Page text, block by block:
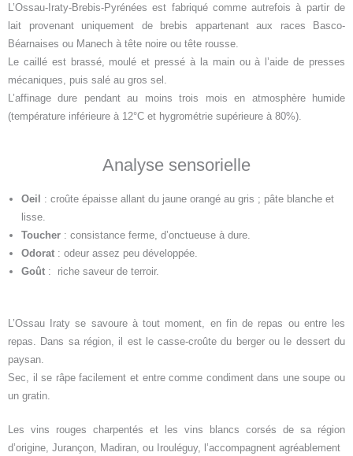
L’Ossau-Iraty-Brebis-Pyrénées est fabriqué comme autrefois à partir de
lait provenant uniquement de brebis appartenant aux races Basco-
Béarnaises ou Manech à tête noire ou tête rousse.
Le caillé est brassé, moulé et pressé à la main ou à l’aide de presses
mécaniques, puis salé au gros sel.
L’affinage dure pendant au moins trois mois en atmosphère humide
(température inférieure à 12°C et hygrométrie supérieure à 80%).
Analyse sensorielle
Oeil
: croûte épaisse allant du jaune orangé au gris ; pâte blanche et
lisse.
Toucher: consistance ferme, d’onctueuse à dure.
Odorat: odeur assez peu développée.
Goût: riche saveur de terroir.
L’Ossau Iraty se savoure à tout moment, en fin de repas ou entre les
repas. Dans sa région, il est le casse-croûte du berger ou le dessert du
paysan.
Sec, il se râpe facilement et entre comme condiment dans une soupe ou
un gratin.
Les vins rouges charpentés et les vins blancs corsés de sa région
d’origine, Jurançon, Madiran, ou Irouléguy, l’accompagnent agréablement